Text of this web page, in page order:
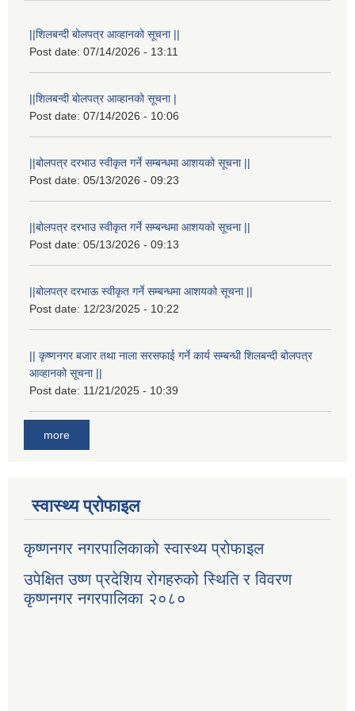
||शिलबन्दी बोलपत्र आव्हानको सूचना ||
Post date: 07/14/2026 - 13:11
||शिलबन्दी बोलपत्र आव्हानको सूचना |
Post date: 07/14/2026 - 10:06
||बोलपत्र दरभाउ स्वीकृत गर्ने सम्बन्धमा आशयको सूचना ||
Post date: 05/13/2026 - 09:23
||बोलपत्र दरभाउ स्वीकृत गर्ने सम्बन्धमा आशयको सूचना ||
Post date: 05/13/2026 - 09:13
||बोलपत्र दरभाऊ स्वीकृत गर्ने सम्बन्धमा आशयको सूचना ||
Post date: 12/23/2025 - 10:22
|| कृष्णनगर बजार तथा नाला सरसफाई गर्ने कार्य सम्बन्धी शिलबन्दी बोलपत्र
आव्हानको सूचना ||
Post date: 11/21/2025 - 10:39
more
स्वास्थ्य प्रोफाइल
कृष्णनगर नगरपालिकाको स्वास्थ्य प्रोफाइल
उपेक्षित उष्ण प्रदेशिय रोगहरुको स्थिति र विवरण
कृष्णनगर नगरपालिका २०८०